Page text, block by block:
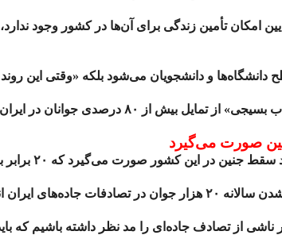
امکان تأمین زندگی برای آن‌ها در کشور وجود
و دانشجویان می‌شود بلکه «وقتی این روند
بسیجی» از تمایل بیش از
۸۰ درصدی جوانان در
صورت می‌گیرد
سقط جنین در این کشور صورت می‌گیرد که ۲۰
سالانه ۲۰ هزار جوان در تصادفات جاده‌‌های ایران
از تصادف جاده‌ای را مد نظر داشته باشیم که